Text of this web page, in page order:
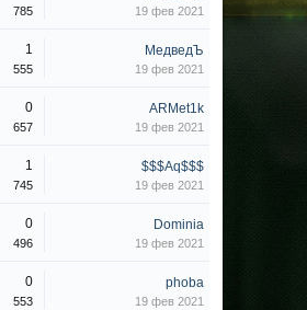
785 19 фев 2021
1
555
МедведЪ
19 фев 2021
0
657
ARMet1k
19 фев 2021
1
745
$$$Aq$$$
19 фев 2021
0
496
Dominia
19 фев 2021
0
553
phoba
19 фев 2021